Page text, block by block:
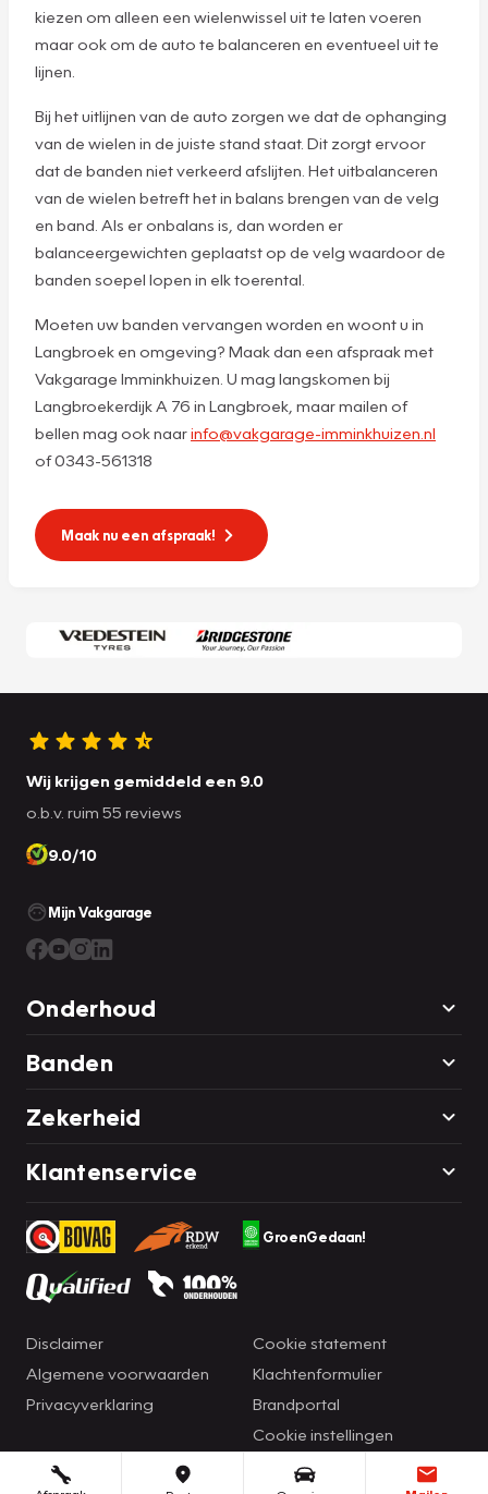
kiezen om alleen een wielenwissel uit te laten voeren
maar ook om de auto te balanceren en eventueel uit te
lijnen.
Bij het uitlijnen van de auto zorgen we dat de ophanging
van de wielen in de juiste stand staat. Dit zorgt ervoor
dat de banden niet verkeerd afslijten. Het uitbalanceren
van de wielen betreft het in balans brengen van de velg
en band. Als er onbalans is, dan worden er
balanceergewichten geplaatst op de velg waardoor de
banden soepel lopen in elk toerental.
Moeten uw banden vervangen worden en woont u in
Langbroek en omgeving? Maak dan een afspraak met
Vakgarage Imminkhuizen. U mag langskomen bij
Langbroekerdijk A 76 in Langbroek, maar mailen of
bellen mag ook naarinfo@vakgarage-imminkhuizen.nl
of 0343-561318
Maak nu een afspraak!
Wij krijgen gemiddeld een 9.0
o.b.v. ruim 55 reviews
9.0/10
Mijn Vakgarage
Onderhoud
Banden
Zekerheid
Klantenservice
GroenGedaan!
Disclaimer
Algemene voorwaarden
Privacyverklaring
Cookie statement
Klachtenformulier
Brandportal
Cookie instellingen